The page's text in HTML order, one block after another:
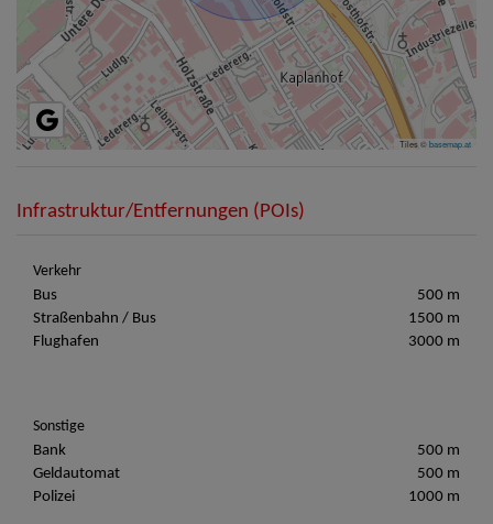
Tiles ©basemap.at
Infrastruktur/Entfernungen (POIs)
Verkehr
Bus
500 m
Straßenbahn / Bus
1500 m
Flughafen
3000 m
Sonstige
Bank
500 m
Geldautomat
500 m
Polizei
1000 m